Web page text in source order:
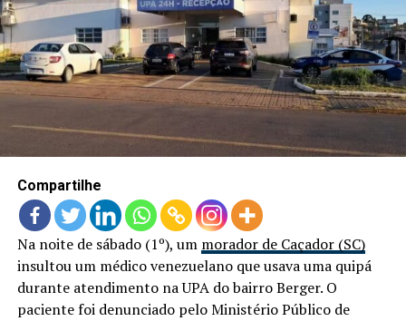
Compartilhe
Na noite de sábado (1º), um morador de Caçador (SC)
insultou um médico venezuelano que usava uma quipá
durante atendimento na UPA do bairro Berger. O
paciente foi denunciado pelo Ministério Público de